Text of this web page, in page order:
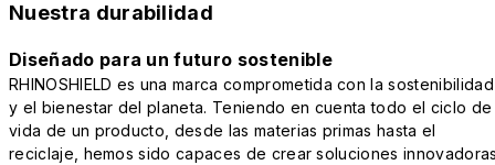
Nuestra durabilidad
Diseñado para un futuro sostenible
RHINOSHIELD es una marca comprometida con la sostenibilidad
y el bienestar del planeta. Teniendo en cuenta todo el ciclo de
vida de un producto, desde las materias primas hasta el
reciclaje, hemos sido capaces de crear soluciones